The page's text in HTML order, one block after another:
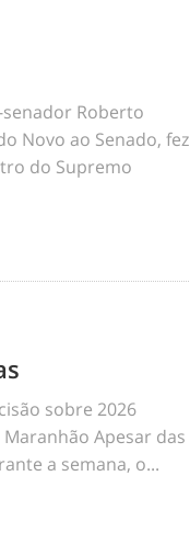
senador Roberto
Novo ao Senado, fez
do Supremo
sobre 2026
Apesar das
a semana, o...